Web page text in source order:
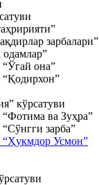
зарбалари”
одамлар”
она”
кўрсатуви
ва Зуҳра”
зарба”
Усмон”